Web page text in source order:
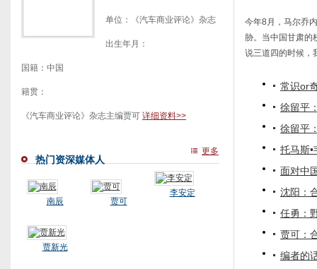
单位：《汽车商业评论》杂志
出生年月：
国籍：中国
籍贯：
《汽车商业评论》杂志主编贾可 详细资料>>
热门资深媒体人
更多
南辰 贾可
李安定
贾新光
今年8月，马尔乔
胁。当中国甘肃的
说三道四的时候，
常识or
徐留平
徐留平
托马斯
面对中
沈阳：
任勇：
贾可：
编者的